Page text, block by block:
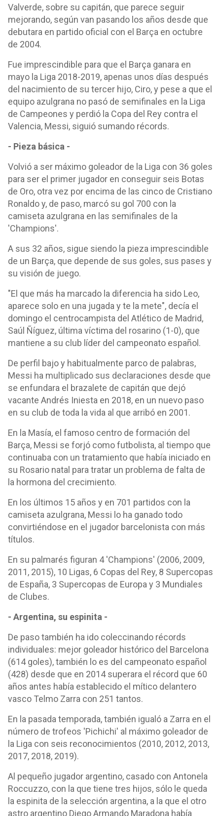
Valverde, sobre su capitán, que parece seguir
mejorando, según van pasando los años desde que
debutara en partido oficial con el Barça en octubre
de 2004.
Fue imprescindible para que el Barça ganara en
mayo la Liga 2018-2019, apenas unos días después
del nacimiento de su tercer hijo, Ciro, y pese a que el
equipo azulgrana no pasó de semifinales en la Liga
de Campeones y perdió la Copa del Rey contra el
Valencia, Messi, siguió sumando récords.
- Pieza básica -
Volvió a ser máximo goleador de la Liga con 36 goles
para ser el primer jugador en conseguir seis Botas
de Oro, otra vez por encima de las cinco de Cristiano
Ronaldo y, de paso, marcó su gol 700 con la
camiseta azulgrana en las semifinales de la
'Champions'.
A sus 32 años, sigue siendo la pieza imprescindible
de un Barça, que depende de sus goles, sus pases y
su visión de juego.
"El que más ha marcado la diferencia ha sido Leo,
aparece solo en una jugada y te la mete", decía el
domingo el centrocampista del Atlético de Madrid,
Saúl Ñíguez, última víctima del rosarino (1-0), que
mantiene a su club líder del campeonato español.
De perfil bajo y habitualmente parco de palabras,
Messi ha multiplicado sus declaraciones desde que
se enfundara el brazalete de capitán que dejó
vacante Andrés Iniesta en 2018, en un nuevo paso
en su club de toda la vida al que arribó en 2001.
En la Masía, el famoso centro de formación del
Barça, Messi se forjó como futbolista, al tiempo que
continuaba con un tratamiento que había iniciado en
su Rosario natal para tratar un problema de falta de
la hormona del crecimiento.
En los últimos 15 años y en 701 partidos con la
camiseta azulgrana, Messi lo ha ganado todo
convirtiéndose en el jugador barcelonista con más
títulos.
En su palmarés figuran 4 'Champions' (2006, 2009,
2011, 2015), 10 Ligas, 6 Copas del Rey, 8 Supercopas
de España, 3 Supercopas de Europa y 3 Mundiales
de Clubes.
- Argentina, su espinita -
De paso también ha ido coleccinando récords
individuales: mejor goleador histórico del Barcelona
(614 goles), también lo es del campeonato español
(428) desde que en 2014 superara el récord que 60
años antes había establecido el mítico delantero
vasco Telmo Zarra con 251 tantos.
En la pasada temporada, también igualó a Zarra en el
número de trofeos 'Pichichi' al máximo goleador de
la Liga con seis reconocimientos (2010, 2012, 2013,
2017, 2018, 2019).
Al pequeño jugador argentino, casado con Antonela
Roccuzzo, con la que tiene tres hijos, sólo le queda
la espinita de la selección argentina, a la que el otro
astro argentino Diego Armando Maradona había